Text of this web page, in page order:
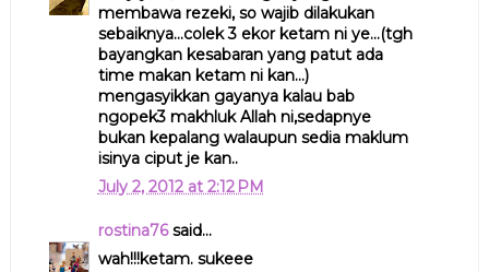
membawa rezeki, so wajib dilakukan
sebaiknya...colek 3 ekor ketam ni ye...(tgh
bayangkan kesabaran yang patut ada
time makan ketam ni kan...)
mengasyikkan gayanya kalau bab
ngopek3 makhluk Allah ni,sedapnye
bukan kepalang walaupun sedia maklum
isinya ciput je kan..
July 2, 2012 at 2:12 PM
rostina76said...
wah!!!ketam. sukeee